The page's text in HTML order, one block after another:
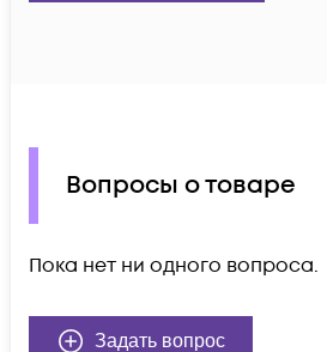
Вопросы о товаре
Пока нет ни одного вопроса.
Задать вопрос